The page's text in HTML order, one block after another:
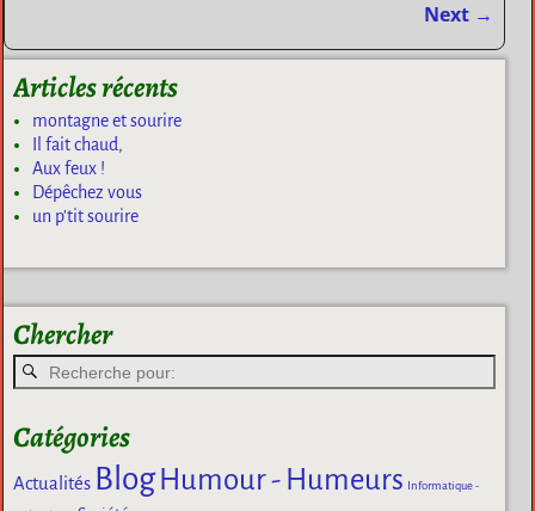
Navigation des articles
Next →
Articles récents
montagne et sourire
Il fait chaud,
Aux feux !
Dépêchez vous
un p’tit sourire
Chercher
Catégories
Actualités Blog Humour - Humeurs Informatique -